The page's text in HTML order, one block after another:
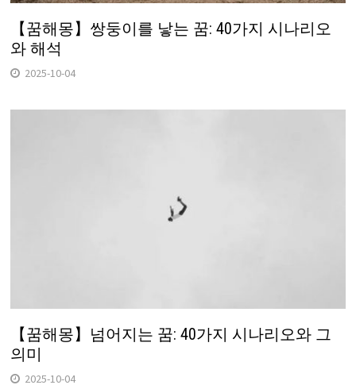
【꿈해몽】쌍둥이를 낳는 꿈: 40가지 시나리오
와 해석
2025-10-04
【꿈해몽】넘어지는 꿈: 40가지 시나리오와 그
의미
2025-10-04